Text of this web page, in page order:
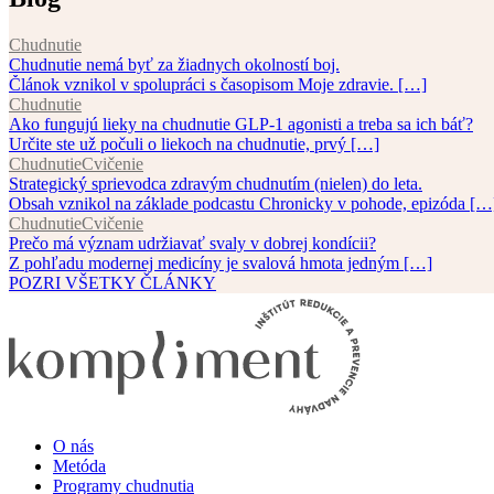
Chudnutie
Chudnutie nemá byť za žiadnych okolností boj.
Článok vznikol v spolupráci s časopisom Moje zdravie. […]
Chudnutie
Ako fungujú lieky na chudnutie GLP-1 agonisti a treba sa ich báť?
Určite ste už počuli o liekoch na chudnutie, prvý […]
ChudnutieCvičenie
Strategický sprievodca zdravým chudnutím (nielen) do leta.
Obsah vznikol na základe podcastu Chronicky v pohode, epizóda
ChudnutieCvičenie
Prečo má význam udržiavať svaly v dobrej kondícii?
Z pohľadu modernej medicíny je svalová hmota jedným […]
POZRI VŠETKY ČLÁNKY
O nás
Metóda
Programy chudnutia